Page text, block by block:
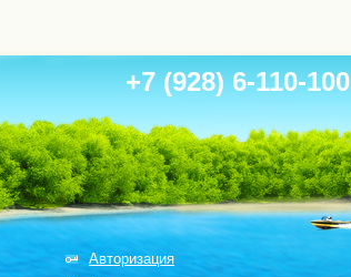
Авторизация
+7 (928) 6-110-100